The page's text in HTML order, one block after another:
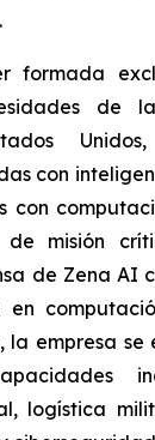
formada
de
Unidos,
con
con
de misión
de Zena AI
en
la empresa se
logística